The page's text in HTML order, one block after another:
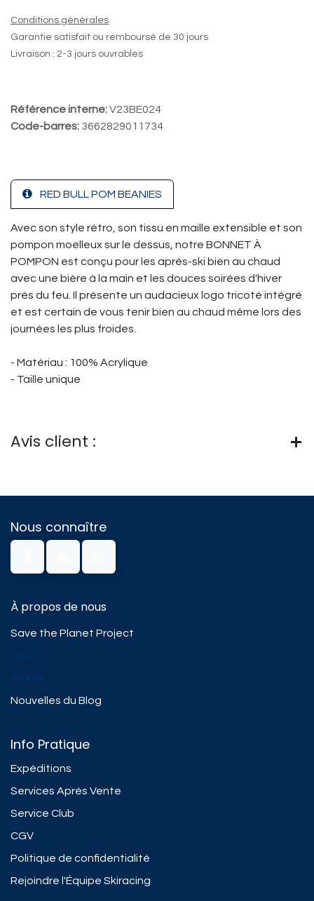
Conditions générales
Garantie satisfait ou remboursé de 30 jours
Livraison : 2-3 jours ouvrables
Référence interne:V23BE024
Code-barres: 3662829011734
RED BULL POM BEANIES
Avec son style rétro, son tissu en maille extensible et son
pompon moelleux sur le dessus, notre BONNET À
POMPON est conçu pour les après-ski bien au chaud
avec une bière à la main et les douces soirées d'hiver
près du feu. Il présente un audacieux logo tricoté intégré
et est certain de vous tenir bien au chaud même lors des
journées les plus froides.
- Matériau : 100% Acrylique
- Taille unique
Avis client :
Nous connaître
À propos de nous
Save the Planet Project
####
#####
Nouvelles du Blog
Info Pratique
Expéditions
Services Après Vente
Service Club
CGV
Politique de confidentialité
Rejoindre l'Équipe Skiracing